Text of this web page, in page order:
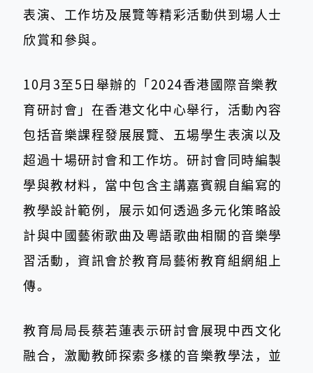
表演、工作坊及展覽等精彩活動供到場人士
欣賞和參與。
10月3至5日舉辦的「2024香港國際音樂教
育研討會」在香港文化中心舉行，活動內容
包括音樂課程發展展覽、五場學生表演以及
超過十場研討會和工作坊。研討會同時編製
學與教材料，當中包含主講嘉賓親自編寫的
教學設計範例，展示如何透過多元化策略設
計與中國藝術歌曲及粵語歌曲相關的音樂學
習活動，資訊會於教育局藝術教育組網組上
傳。
教育局局長蔡若蓮表示研討會展現中西文化
融合，激勵教師探索多樣的音樂教學法，並